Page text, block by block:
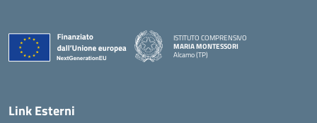
ISTITUTO COMPRENSIVO
MARIA MONTESSORI
Alcamo (TP)
Link Esterni